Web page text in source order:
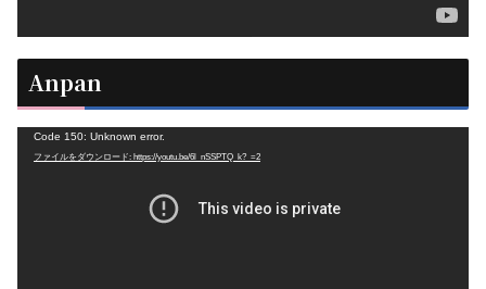
Anpan
Code 150: Unknown error.
ファイルをダウンロード: https://youtu.be/6l_nSSPTQ_k?_=2